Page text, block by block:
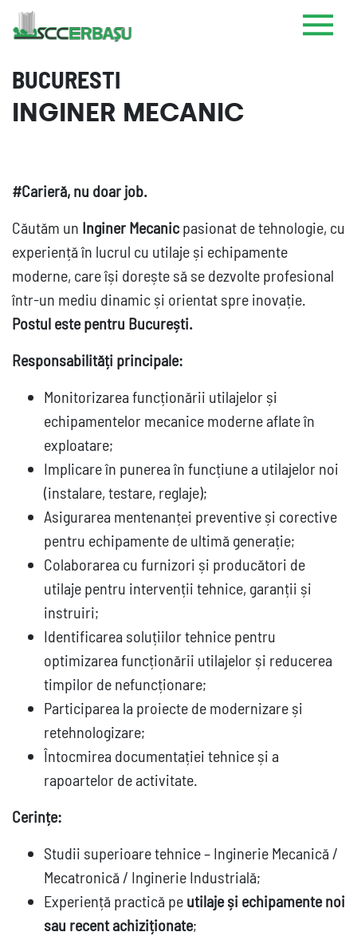
BUCURESTI
INGINER MECANIC
#Carieră, nu doar job.
Căutăm un Inginer Mecanicpasionat de tehnologie, cu
experiență în lucrul cu utilaje și echipamente
moderne, care își dorește să se dezvolte profesional
într-un mediu dinamic și orientat spre inovație.
Postul este pentru București.
Responsabilități principale:
Monitorizarea funcționării utilajelor și
echipamentelor mecanice moderne aflate în
exploatare;
Implicare în punerea în funcțiune a utilajelor noi
(instalare, testare, reglaje);
Asigurarea mentenanței preventive și corective
pentru echipamente de ultimă generație;
Colaborarea cu furnizori și producători de
utilaje pentru intervenții tehnice, garanții și
instruiri;
Identificarea soluțiilor tehnice pentru
optimizarea funcționării utilajelor și reducerea
timpilor de nefuncționare;
Participarea la proiecte de modernizare și
retehnologizare;
Întocmirea documentației tehnice și a
rapoartelor de activitate.
Cerințe:
Studii superioare tehnice – Inginerie Mecanică /
Mecatronică / Inginerie Industrială;
Experiență practică pe utilaje și echipamente noi
sau recent achiziționate;